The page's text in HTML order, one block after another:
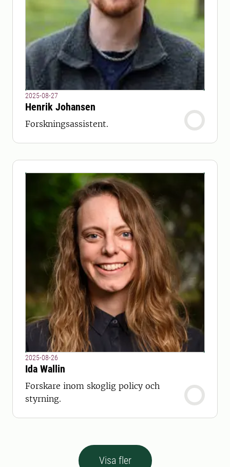
2025-08-27
Henrik Johansen
Forskningsassistent.
2025-08-26
Ida Wallin
Forskare inom skoglig policy och
styrning.
Visa fler